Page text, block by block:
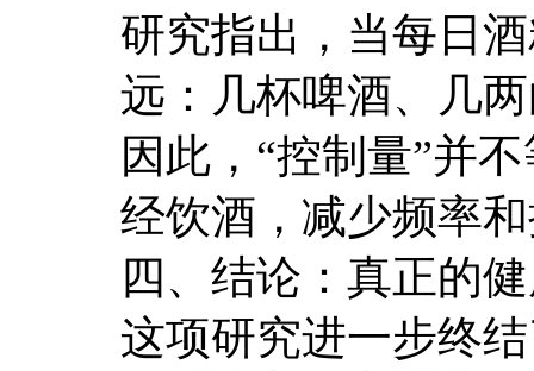
研究指出，当每日
远：几杯啤酒、几
因此，“控制量”并
经饮酒，减少频率
四、结论：真正的
这项研究进一步终